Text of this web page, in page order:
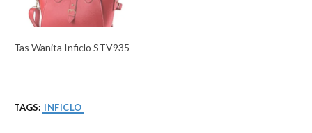
Tas Wanita Inficlo STV935
TAGS: INFICLO